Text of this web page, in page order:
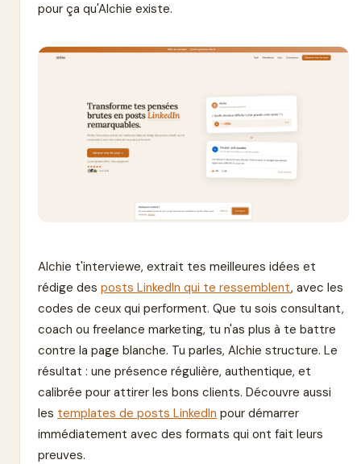
pour ça qu'Alchie existe.
Alchie t'interviewe, extrait tes meilleures idées et
rédige des posts LinkedIn qui te ressemblent, avec les
codes de ceux qui performent. Que tu sois consultant,
coach ou freelance marketing, tu n'as plus à te battre
contre la page blanche. Tu parles, Alchie structure. Le
résultat : une présence régulière, authentique, et
calibrée pour attirer les bons clients. Découvre aussi
les templates de posts LinkedIn pour démarrer
immédiatement avec des formats qui ont fait leurs
preuves.